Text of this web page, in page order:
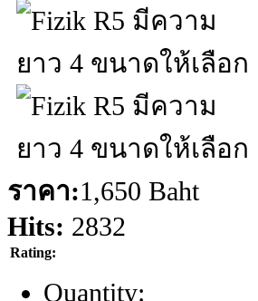
ราคา:1,650 Baht
Hits: 2832
Rating:
Quantity: